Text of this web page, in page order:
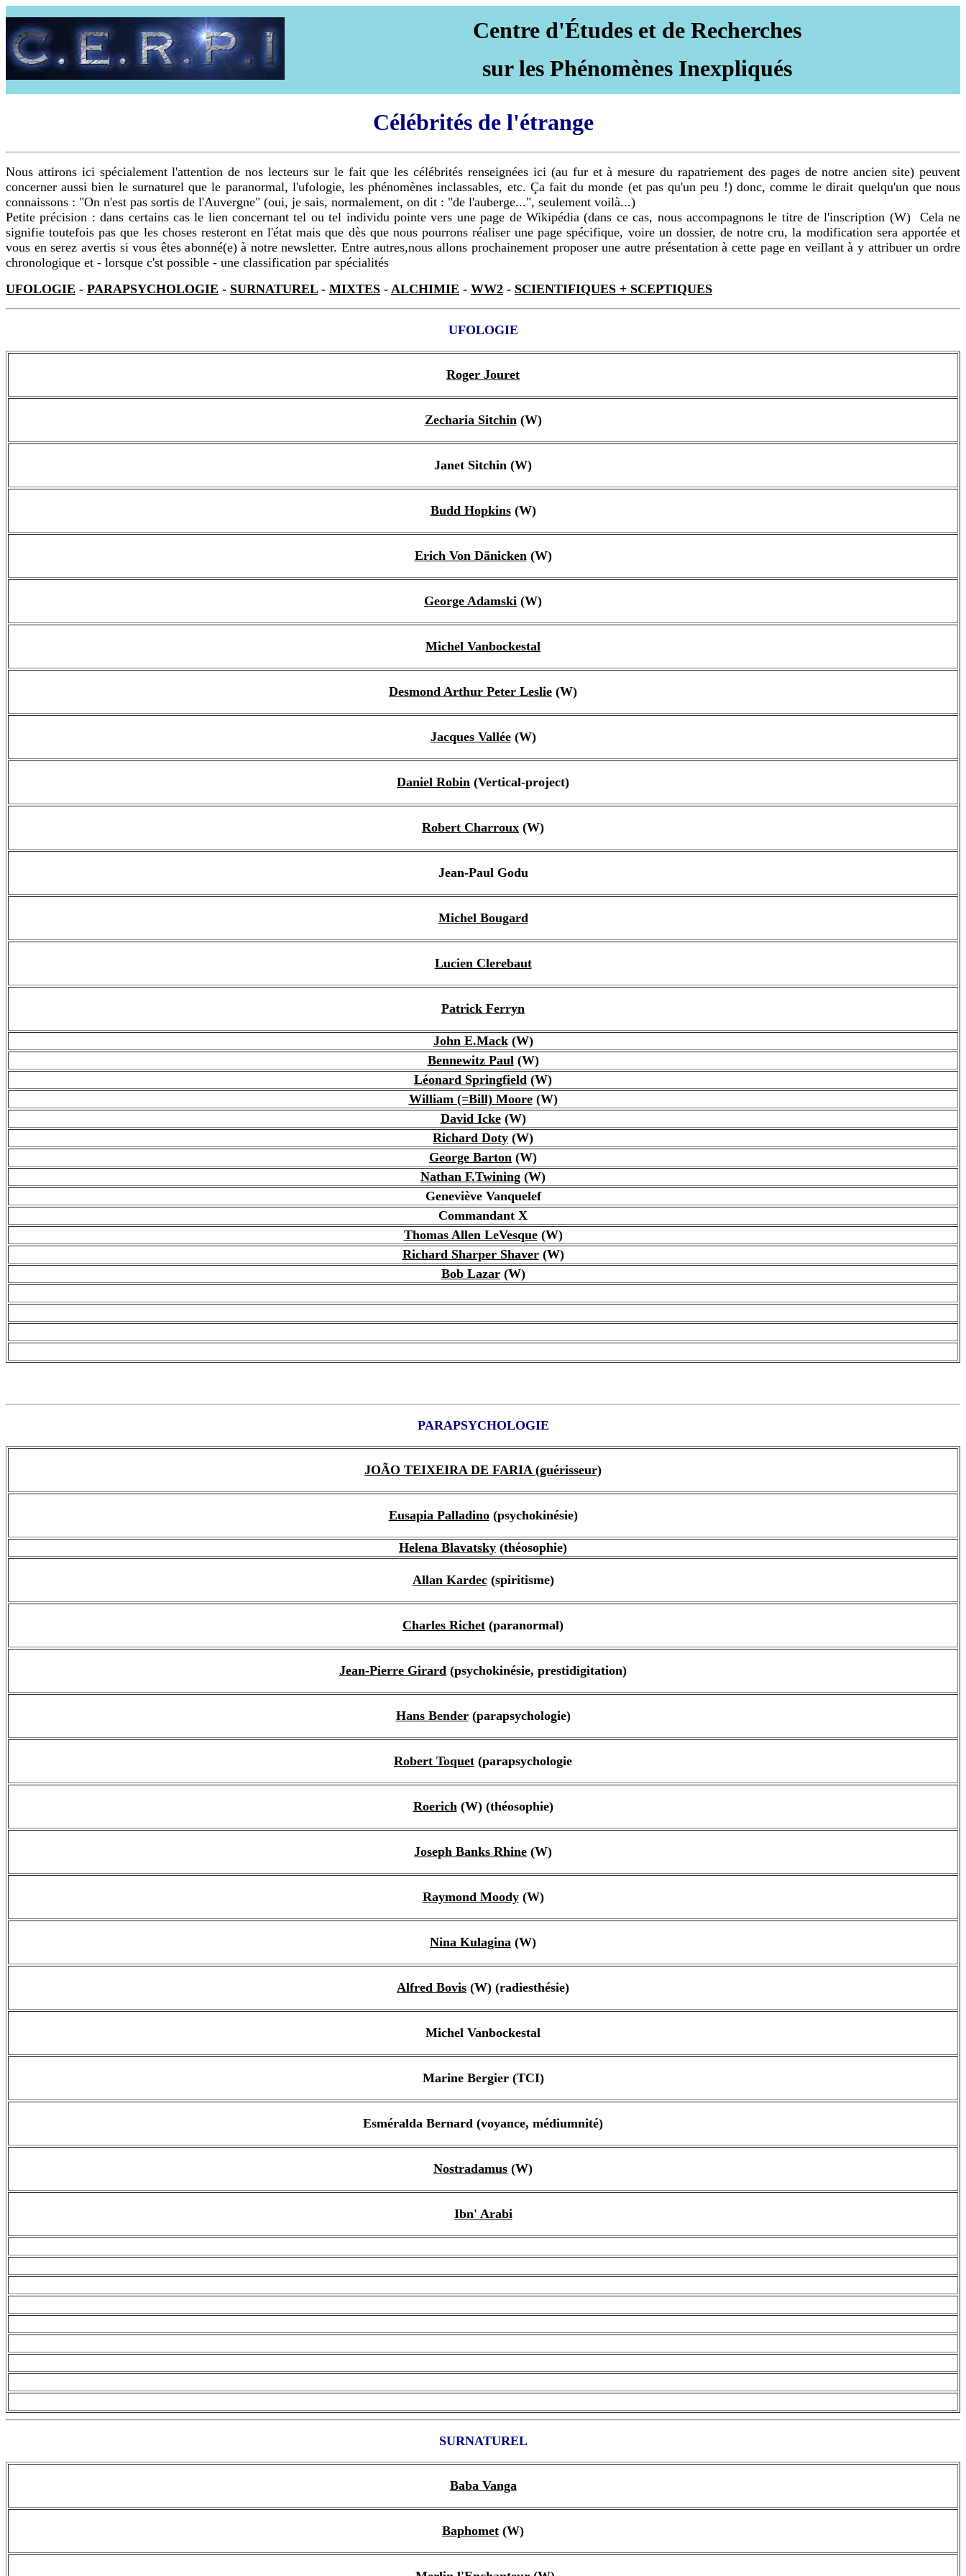
Centre d'Études et de Recherches
sur les Phénomènes Inexpliqués
Célébrités de l'étrange
Nous attirons ici spécialement l'attention de nos lecteurs sur le fait que les célébrités renseignées ici (au fur et à mesure du rapatriement des pages de notre ancien site) peuvent
concerner aussi bien le surnaturel que le paranormal, l'ufologie, les phénomènes inclassables, etc. Ça fait du monde (et pas qu'un peu !) donc, comme le dirait quelqu'un que nous
connaissons : "On n'est pas sortis de l'Auvergne" (oui, je sais, normalement, on dit : "de l'auberge...", seulement voilà...)
Petite précision : dans certains cas le lien concernant tel ou tel individu pointe vers une page de Wikipédia (dans ce cas, nous accompagnons le titre de l'inscription (W) Cela ne
signifie toutefois pas que les choses resteront en l'état mais que dès que nous pourrons réaliser une page spécifique, voire un dossier, de notre cru, la modification sera apportée et
vous en serez avertis si vous êtes abonné(e) à notre newsletter. Entre autres,nous allons prochainement proposer une autre présentation à cette page en veillant à y attribuer un ordre
chronologique et - lorsque c'st possible - une classification par spécialités
UFOLOGIE - PARAPSYCHOLOGIE - SURNATUREL- MIXTES - ALCHIMIE - WW2 - SCIENTIFIQUES + SCEPTIQUES
UFOLOGIE
Roger Jouret
Zecharia Sitchin (W)
Janet Sitchin (W)
Budd Hopkins(W)
Erich Von Dänicken (W)
George Adamski (W)
Michel Vanbockestal
Desmond Arthur Peter Leslie (W)
Jacques Vallée(W)
Daniel Robin (Vertical-project)
Robert Charroux (W)
Jean-Paul Godu
Michel Bougard
Lucien Clerebaut
Patrick Ferryn
John E.Mack(W)
Bennewitz Paul (W)
Léonard Springfield (W)
William (=Bill) Moore(W)
David Icke(W)
Richard Doty (W)
George Barton (W)
Nathan F.Twining (W)
Geneviève Vanquelef
Commandant X
Thomas Allen LeVesque(W)
Richard Sharper Shaver(W)
Bob Lazar(W)
PARAPSYCHOLOGIE
JOÃO TEIXEIRA DE FARIA (guérisseur)
Eusapia Palladino(psychokinésie)
Helena Blavatsky (théosophie)
Allan Kardec(spiritisme)
Charles Richet (paranormal)
Jean-Pierre Girard (psychokinésie, prestidigitation)
Hans Bender(parapsychologie)
Robert Toquet (parapsychologie
Roerich (W) (théosophie)
Joseph Banks Rhine (W)
Raymond Moody(W)
Nina Kulagina (W)
Alfred Bovis (W) (radiesthésie)
Michel Vanbockestal
Marine Bergier (TCI)
Esméralda Bernard (voyance, médiumnité)
Nostradamus (W)
Ibn' Arabi
SURNATUREL
Baba Vanga
Baphomet (W)